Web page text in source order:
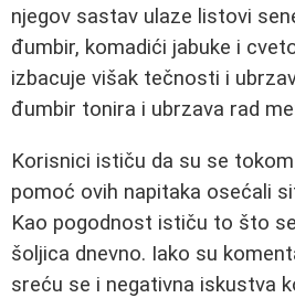
njegov sastav ulaze listovi
đumbir, komadići jabuke i
izbacuje višak tečnosti i
đumbir tonira i ubrzava rad
Korisnici ističu da su se
pomoć ovih napitaka osećali
Kao pogodnost ističu to što
šoljica dnevno. Iako su
sreću se i negativna iskustva